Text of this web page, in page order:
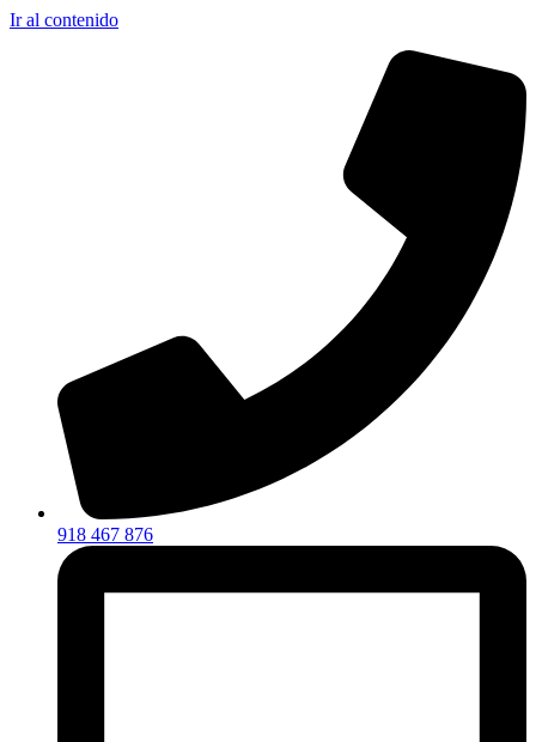
Ir al contenido
918 467 876